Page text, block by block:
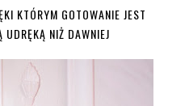
KTÓRYM GOTOWANIE JEST
UDRĘKĄ NIŻ DAWNIEJ